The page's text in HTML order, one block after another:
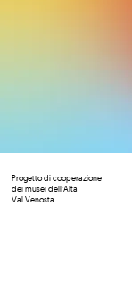
Progetto di cooperazione
dei musei dell’Alta
Val Venosta.